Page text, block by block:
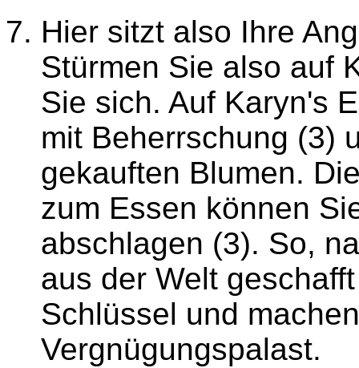
Hier sitzt also Ihre
Stürmen Sie also auf
Sie sich. Auf Karyn's
mit Beherrschung (3)
gekauften Blumen.
zum Essen können
abschlagen (3). So,
aus der Welt
Schlüssel und
Vergnügungspalast.